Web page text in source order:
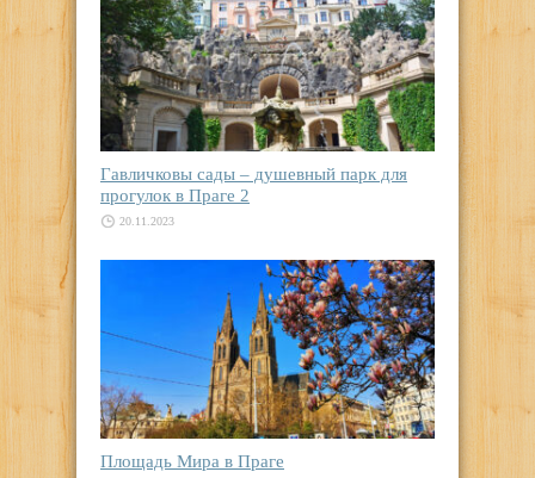
Гавличковы сады – душевный парк для
прогулок в Праге 2
20.11.2023
Площадь Мира в Праге